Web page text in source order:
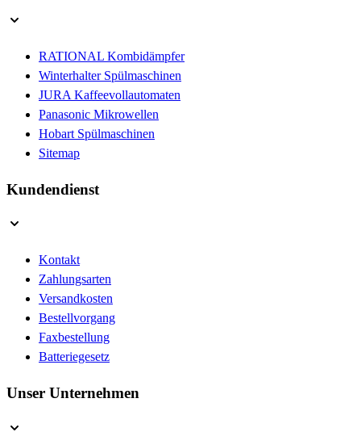
RATIONAL Kombidämpfer
Winterhalter Spülmaschinen
JURA Kaffeevollautomaten
Panasonic Mikrowellen
Hobart Spülmaschinen
Sitemap
Kundendienst
Kontakt
Zahlungsarten
Versandkosten
Bestellvorgang
Faxbestellung
Batteriegesetz
Unser Unternehmen